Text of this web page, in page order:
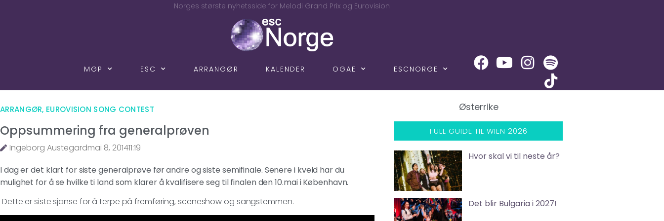
Norges største nyhetsside for Melodi Grand Prix og Eurovision
MGP ESC ARRANGØR KALENDER OGAE ESCNORGE
ARRANGØR, EUROVISION SONG CONTEST
Oppsummering fra generalprøven
Ingeborg Austegardmai 8, 201411:19
I dag er det klart for siste generalprøve før andre og siste semifinale. Senere i kveld har du
mulighet for å se hvilke ti land som klarer å kvalifisere seg til finalen den 10.mai i København.
Dette er siste sjanse for å terpe på fremføring, sceneshow og sangstemmen.
Østerrike
FULL GUIDE TIL WIEN 2026
Hvor skal vi til neste år?
Det blir Bulgaria i 2027!